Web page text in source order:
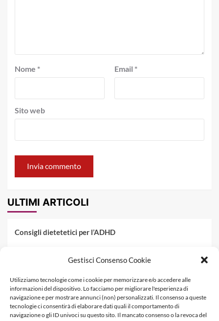
Gestisci Consenso Cookie
Utilizziamo tecnologie come i cookie per memorizzare e/o accedere alle
informazioni del dispositivo. Lo facciamo per migliorare l'esperienza di
navigazione e per mostrare annunci (non) personalizzati. Il consenso a queste
tecnologie ci consentirà di elaborare dati quali il comportamento di
navigazione o gli ID univoci su questo sito. Il mancato consenso o la revoca del
Nome * Email *
Sito web
ULTIMI ARTICOLI
Consigli dietetetici per l’ADHD
Fenilchetonuria
Dieta militare: come funziona, opinioni e schema tipo per
dimagrire in 3 giorni